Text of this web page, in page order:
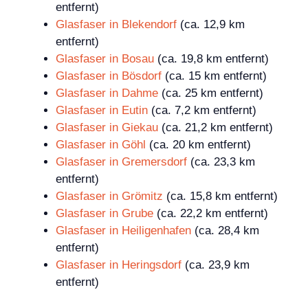
entfernt)
Glasfaser in Blekendorf (ca. 12,9 km
entfernt)
Glasfaser in Bosau (ca. 19,8 km entfernt)
Glasfaser in Bösdorf (ca. 15 km entfernt)
Glasfaser in Dahme (ca. 25 km entfernt)
Glasfaser in Eutin (ca. 7,2 km entfernt)
Glasfaser in Giekau (ca. 21,2 km entfernt)
Glasfaser in Göhl (ca. 20 km entfernt)
Glasfaser in Gremersdorf (ca. 23,3 km
entfernt)
Glasfaser in Grömitz (ca. 15,8 km entfernt)
Glasfaser in Grube (ca. 22,2 km entfernt)
Glasfaser in Heiligenhafen (ca. 28,4 km
entfernt)
Glasfaser in Heringsdorf (ca. 23,9 km
entfernt)